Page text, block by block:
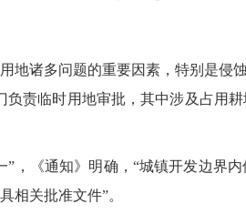
诸多问题的重要因素，特别是侵
负责临时用地审批，其中涉及占
《通知》明确，“城镇开发边界
相关批准文件”。